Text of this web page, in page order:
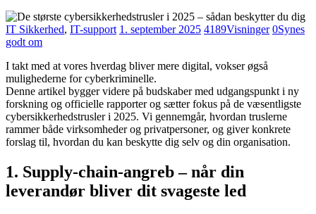
IT Sikkerhed, IT-support 1. september 2025 4189Visninger 0Synes
godt om
I takt med at vores hverdag bliver mere digital, vokser øgså
mulighederne for cyberkriminelle.
Denne artikel bygger videre på budskaber med udgangspunkt i ny
forskning og officielle rapporter og sætter fokus på de væsentligste
cybersikkerhedstrusler i 2025. Vi gennemgår, hvordan truslerne
rammer både virksomheder og privatpersoner, og giver konkrete
forslag til, hvordan du kan beskytte dig selv og din organisation.
1. Supply‑chain‑angreb – når din
leverandør bliver dit svageste led